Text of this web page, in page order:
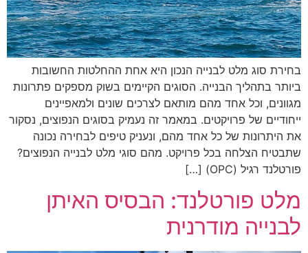
בחירת סוג מלט לבנייה הנכון היא אחת ההחלטות החשובות
ביותר בתהליך הבנייה. הסוגים הקיימים בשוק מספקים פתרונות
מגוונים, וכל אחד מהם מותאם לצרכים שונים ולמאפיינים
ייחודיים של פרויקטים. במאמר זה נעמיק בסוגים הנפוצים, נסקור
את היתרונות של כל אחד מהם, ונעניק טיפים לבחירה נכונה
שתבטיח הצלחה בכל פרויקט. מהם סוגי מלט לבנייה הנפוצים?
פורטלנד רגיל (OPC) […]
מלט פורטלנד: הבסיס האיתן
לבנייה מודרנית